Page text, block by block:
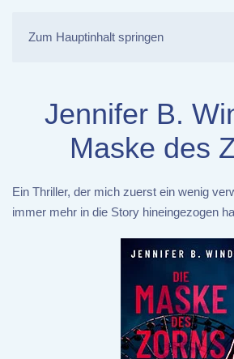
Zum Hauptinhalt springen
Jennifer B.
Maske des
Ein Thriller, der mich zuerst ein wenig
immer mehr in die Story hineingezogen